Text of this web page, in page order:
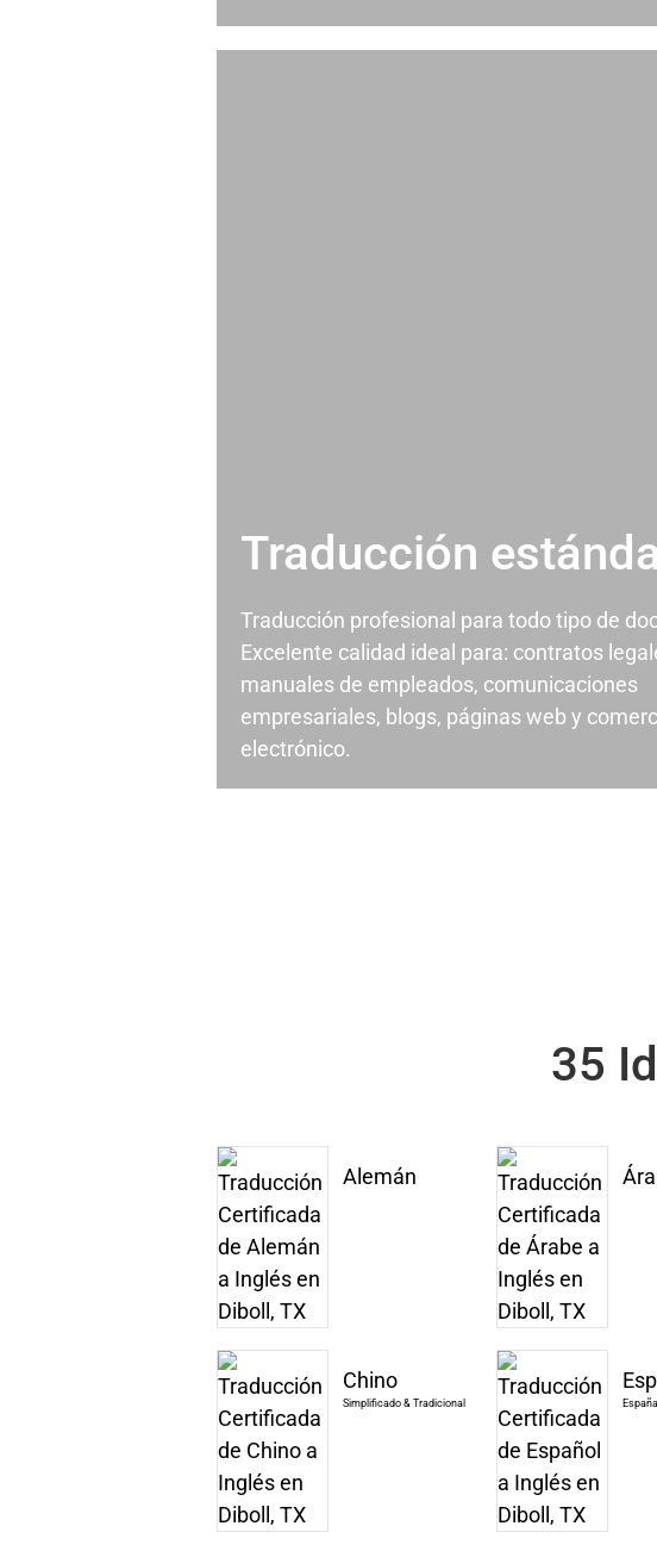
Traducción
Traducción profesional para todo tipo de
Excelente calidad ideal para: contratos
manuales de empleados, comunicaciones
empresariales, blogs, páginas web y
electrónico.
35
Alemán
Chino
Simplificado & Tradicional